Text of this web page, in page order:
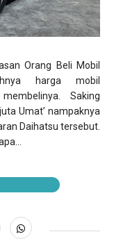
Orang Beli Mobil
harga mobil
Saking
Umat’ nampaknya
Daihatsu tersebut.